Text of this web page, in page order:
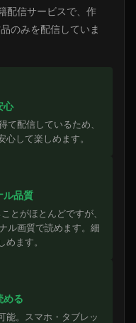
配信サービスで、作
のみを配信していま
心
て配信しているため、
して楽しめます。
ル品質
とがほとんどですが、
ル画質で読めます。細
めます。
める
能。スマホ・タブレッ